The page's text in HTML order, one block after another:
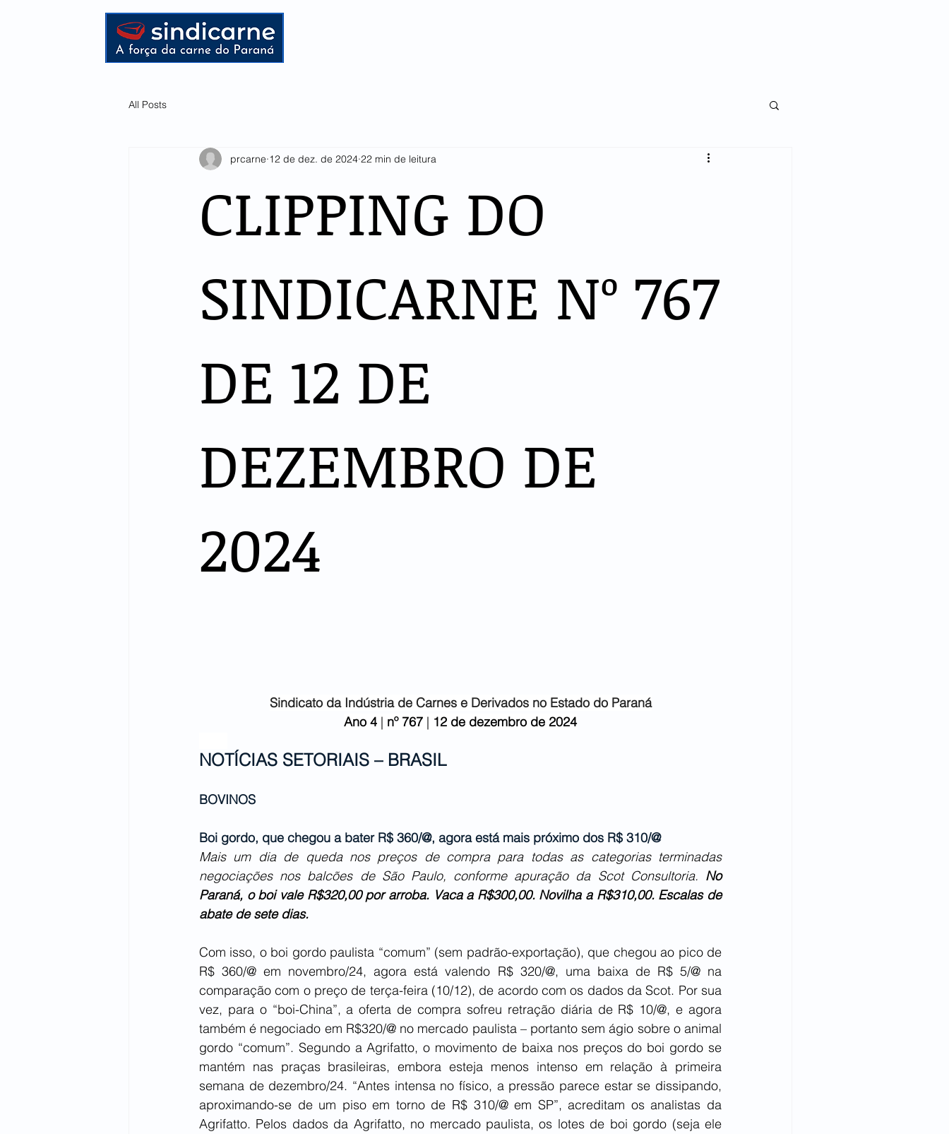
All Posts
CLIPPING DO
SINDICARNE Nº 767
DE 12 DE
DEZEMBRO DE
2024
prcarne 12 de dez. de 2024 22 min de leitura
Sindicato da Indústria de Carnes e Derivados no Estado do Paraná
Ano 4 | nº 767 | 12 de dezembro de 2024
NOTÍCIAS SETORIAIS – BRASIL
BOVINOS
Boi gordo, que chegou a bater R$ 360/@, agora está mais próximo dos R$ 310/@
Mais um dia de queda nos preços de compra para todas as categorias terminadas
negociações nos balcões de São Paulo, conforme apuração da Scot Consultoria. No
Paraná, o boi vale R$320,00 por arroba. Vaca a R$300,00. Novilha a R$310,00. Escalas de
abate de sete dias.
Com isso, o boi gordo paulista “comum” (sem padrão-exportação), que chegou ao pico de
R$ 360/@ em novembro/24, agora está valendo R$ 320/@, uma baixa de R$ 5/@ na
comparação com o preço de terça-feira (10/12), de acordo com os dados da Scot. Por sua
vez, para o “boi-China”, a oferta de compra sofreu retração diária de R$ 10/@, e agora
também é negociado em R$320/@ no mercado paulista – portanto sem ágio sobre o animal
gordo “comum”. Segundo a Agrifatto, o movimento de baixa nos preços do boi gordo se
mantém nas praças brasileiras, embora esteja menos intenso em relação à primeira
semana de dezembro/24. “Antes intensa no físico, a pressão parece estar se dissipando,
aproximando-se de um piso em torno de R$ 310/@ em SP”, acreditam os analistas da
Agrifatto. Pelos dados da Agrifatto, no mercado paulista, os lotes de boi gordo (seja ele